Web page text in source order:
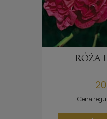
RÓŻA
Cena